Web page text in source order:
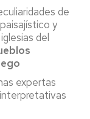
de
y
del
expertas